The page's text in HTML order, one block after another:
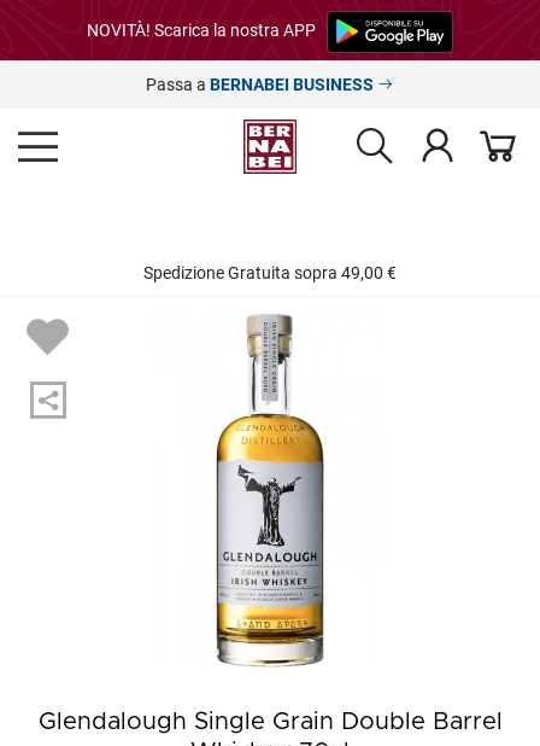
NOVITÀ! Scarica la nostra APP
Passa a BERNABEI BUSINESS
Spedizione Gratuita sopra 49,00 €
Glendalough Single Grain Double Barrel